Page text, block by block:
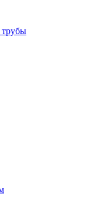
трубы